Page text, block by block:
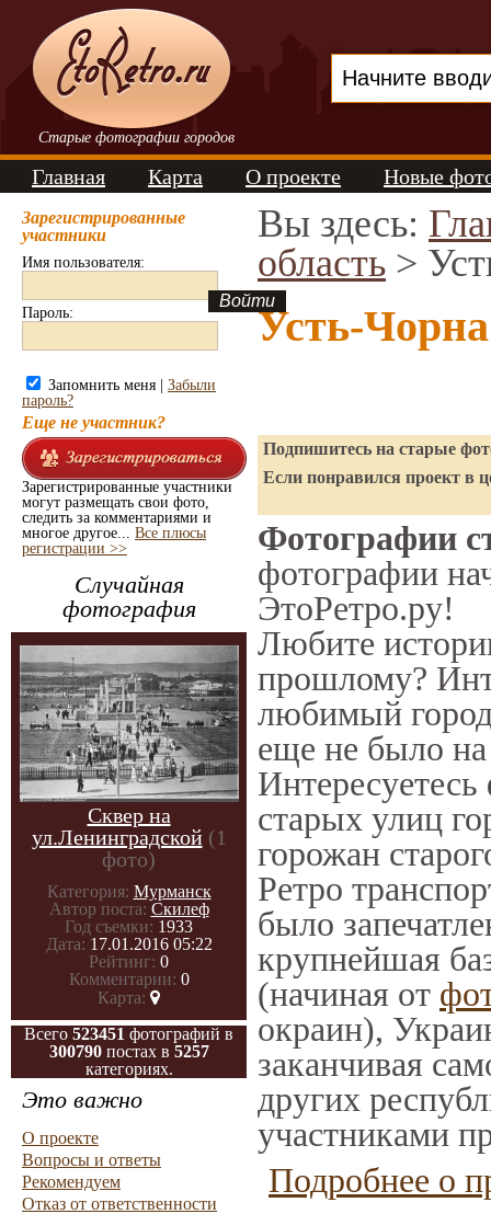
Старые фотографии городов
Главная Карта О проекте Новые
Зарегистрированные
участники
Имя пользователя:
Пароль:
Запомнить меня | Забыли
пароль?
Еще не участник?
Зарегистрированные участники
могут размещать свои фото,
следить за комментариями и
многое другое... Все плюсы
регистрации >>
Случайная
фотография
Сквер на
ул.Ленинградской (1
фото)
Категория: Мурманск
Автор поста: Скилеф
Год съемки: 1933
Дата: 17.01.2016 05:22
Рейтинг: 0
Комментарии: 0
Карта:
Всего 523451 фотографий в
300790постах в 5257
категориях.
Это важно
О проекте
Вопросы и ответы
Рекомендуем
Отказ от ответственности
Вы здесь:
область >
Усть-
Подпишитесь на старые
Если понравился проект в
Фотографии
фотографии
ЭтоРетро.ру!
Любите
прошлому?
любимый
еще не было на
Интересуетесь
старых улиц
горожан
Ретро
было
крупнейшая
(начиная от
окраин),
заканчивая
других
участниками
Подробнее о